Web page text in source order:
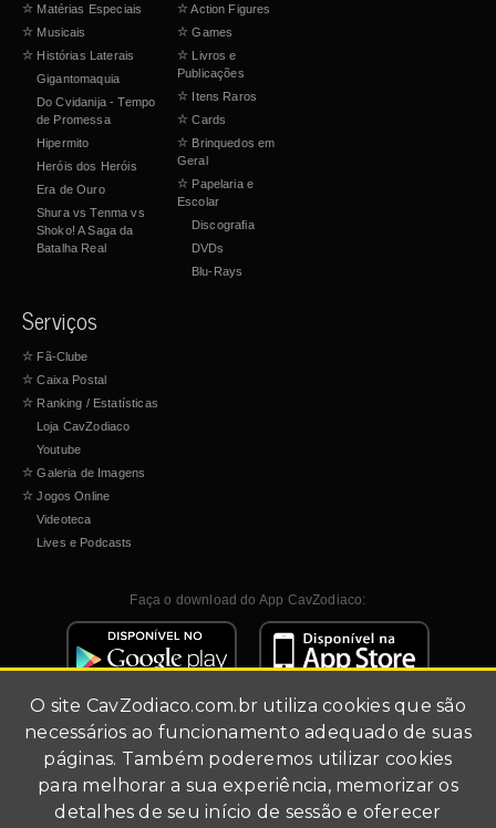
O site CavZodiaco.com.br utiliza cookies que são
necessários ao funcionamento adequado de suas
páginas. Também poderemos utilizar cookies
para melhorar a sua experiência, memorizar os
detalhes de seu início de sessão e oferecer
☆ Matérias Especiais
☆ Musicais
☆ Histórias Laterais
Gigantomaquia
Do Cvidanija - Tempo
de Promessa
Hipermito
Heróis dos Heróis
Era de Ouro
Shura vs Tenma vs
Shoko! A Saga da
Batalha Real
☆Action Figures
☆ Games
☆ Livros e
Publicações
☆ Itens Raros
☆ Cards
☆ Brinquedos em
Geral
☆ Papelaria e
Escolar
Discografia
DVDs
Blu-Rays
Serviços
☆ Fã-Clube
☆ Caixa Postal
☆ Ranking / Estatísticas
Loja CavZodiaco
Youtube
☆ Galeria de Imagens
☆ Jogos Online
Videoteca
Lives e Podcasts
Faça o download do App CavZodiaco:
Site de fãs (fã-clube).